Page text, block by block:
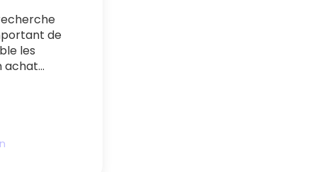
de
les
achat